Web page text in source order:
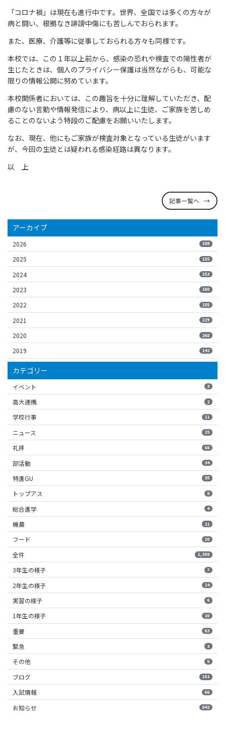
「コロナ禍」は現在も進行中です。世界、全国では多くの方々が
病と闘い、根拠なき誹謗中傷にも苦しんでおられます。
また、医療、介護等に従事しておられる方々も同様です。
本校では、この１年以上前から、感染の恐れや検査での陽性者が
生じたときは、個人のプライバシー保護は当然ながらも、可能な
限りの情報公開に努めています。
本校関係者においては、この趣旨を十分に理解していただき、配
慮のない言動や情報発信により、病以上に生徒、ご家族を苦しめ
ることのないよう特段のご配慮をお願いいたします。
なお、現在、他にもご家族が検査対象となっている生徒がいます
が、今回の生徒とは疑われる感染経路は異なります。
以 上
記事一覧へ
アーカイブ
2026 108
2025 155
2024 153
2023 160
2022 155
2021 229
2020 268
2019 142
カテゴリー
イベント 3
高大連携 2
学校行事 11
ニュース 15
礼拝 68
部活動 34
特進GU 35
トップアス 8
総合進学 4
機農 21
フード 10
全件 1,358
3年生の様子 7
2年生の様子 14
実習の様子 6
1年生の様子 10
重要 63
緊急 3
その他 5
ブログ 151
入試情報 66
お知らせ 842